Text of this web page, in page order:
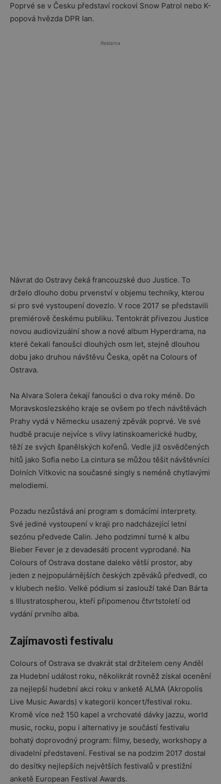
Poprvé se v Česku představí rockoví Snow Patrol nebo K-
popová hvězda DPR Ian.
Reklama
Návrat do Ostravy čeká francouzské duo Justice. To
drželo dlouho dobu prvenství v objemu techniky, kterou
si pro své vystoupení dovezlo. V roce 2017 se představili
premiérově českému publiku. Tentokrát přivezou Justice
novou audiovizuální show a nové album Hyperdrama, na
které čekali fanoušci dlouhých osm let, stejně dlouhou
dobu jako druhou návštěvu Česka, opět na Colours of
Ostrava.
Na Alvara Solera čekají fanoušci o dva roky méně. Do
Moravskoslezského kraje se ovšem po třech návštěvách
Prahy vydá v Německu usazený zpěvák poprvé. Ve své
hudbě pracuje nejvíce s vlivy latinskoamerické hudby,
těží ze svých španělských kořenů. Vedle již osvědčených
hitů jako Sofia nebo La cintura se můžou těšit návštěvníci
Dolních Vítkovic na současné singly s neméně chytlavými
melodiemi.
Pozadu nezůstává ani program s domácími interprety.
Své jediné vystoupení v kraji pro nadcházející letní
sezónu předvede Calin. Jeho podzimní turné k albu
Bieber Fever je z devadesáti procent vyprodané. Na
Colours of Ostrava dostane daleko větší prostor, aby
jeden z nejpopulárnějších českých zpěváků předvedl, co
v klubech nešlo. Velké pódium si zaslouží také Dan Bárta
s Illustratospherou, kteří připomenou čtvrtstoletí od
vydání prvního alba.
Zajímavosti festivalu
Colours of Ostrava se dvakrát stal držitelem ceny Anděl
za Hudební událost roku, několikrát rovněž získal ocenění
za nejlepší hudební akci roku v anketě ALMA (Akropolis
Live Music Awards) v kategorii koncert/festival roku.
Kromě více než 150 kapel a vrchovaté dávky jazzu, world
music, rocku, popu i alternativy je součástí festivalu
bohatý doprovodný program: filmy, besedy, workshopy a
divadelní představení. Festival se na podzim 2017 dostal
do desítky nejlepších největších festivalů v prestižní
anketě European Festival Awards.